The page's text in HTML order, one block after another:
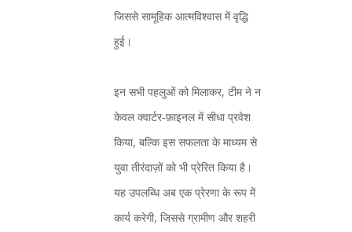
जिससे सामूहिक आत्मविश्वास में वृद्धि
हुई।
इन सभी पहलुओं को मिलाकर, टीम ने न
केवल क्वार्टर‑फ़ाइनल में सीधा प्रवेश
किया, बल्कि इस सफलता के माध्यम से
युवा तीरंदाज़ों को भी प्रेरित किया है।
यह उपलब्धि अब एक प्रेरणा के रूप में
कार्य करेगी, जिससे ग्रामीण और शहरी